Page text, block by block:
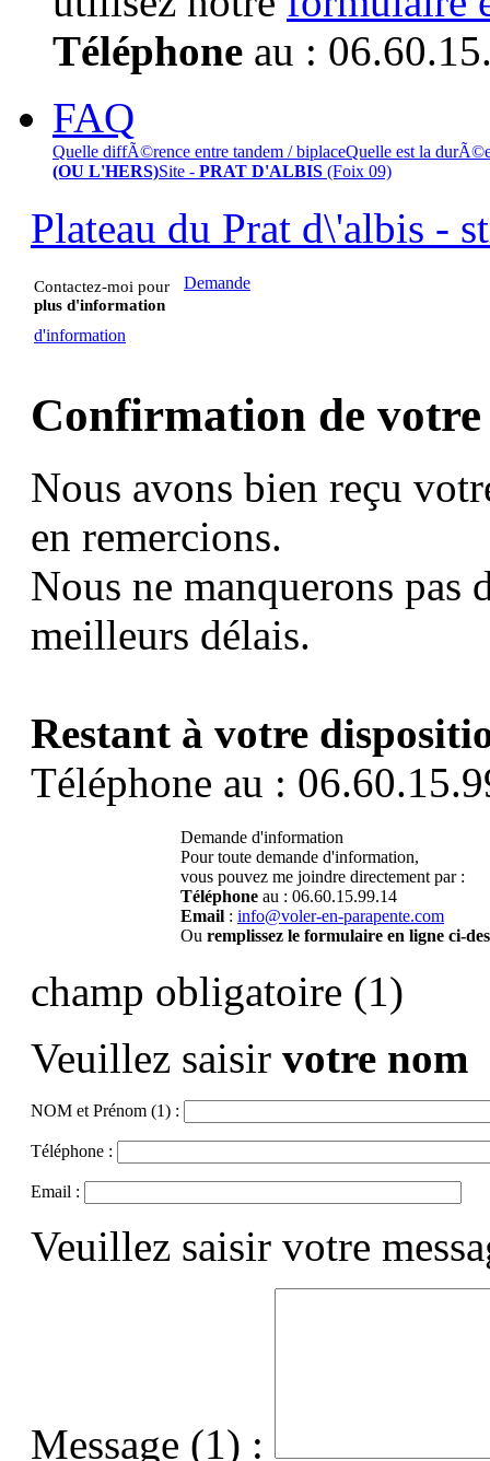
Téléphone au :
FAQ
Quelle diffÃ©rence entre tandem / biplaceQuelle est la
(OU L'HERS)Site - PRAT D'ALBIS (Foix 09)
Plateau du Prat d\'albis -
Contactez-moi pour
plus d'information
Demande
d'information
Confirmation de votre
Nous avons bien reçu
en remercions.
Nous ne manquerons pas
meilleurs délais.
Restant à votre
Téléphone au :
Demande d'information
Pour toute demande d'information,
vous pouvez me joindre directement par :
Téléphone au : 06.60.15.99.14
Email : info@voler-en-parapente.com
Ou remplissez le formulaire en ligne ci-
champ obligatoire (1)
Veuillez saisir votre nom
NOM et Prénom (1) :
Téléphone :
Email :
Veuillez saisir votre
Message (1) :